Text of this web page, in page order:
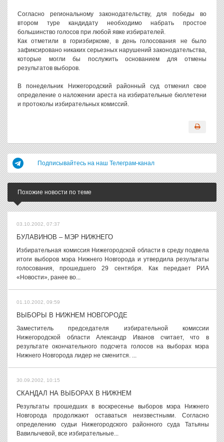
Согласно региональному законодательству, для победы во
втором туре кандидату необходимо набрать простое
большинство голосов при любой явке избирателей.
Как отметили в горизбиркоме, в день голосования не было
зафиксировано никаких серьезных нарушений законодательства,
которые могли бы послужить основанием для отмены
результатов выборов.
В понедельник Нижегородский районный суд отменил свое
определение о наложении ареста на избирательные бюллетени
и протоколы избирательных комиссий.
Подписывайтесь на наш Телеграм-канал
Похожие новости по теме
03.10.2002, 07:37
БУЛАВИНОВ – МЭР НИЖНЕГО
Избирательная комиссия Нижегородской области в среду подвела
итоги выборов мэра Нижнего Новгорода и утвердила результаты
голосования, прошедшего 29 сентября. Как передает РИА
«Новости», ранее во...
01.10.2002, 09:59
ВЫБОРЫ В НИЖНЕМ НОВГОРОДЕ
Заместитель председателя избирательной комиссии
Нижегородской области Александр Иванов считает, что в
результате окончательного подсчета голосов на выборах мэра
Нижнего Новгорода лидер не сменится. ...
30.09.2002, 10:15
СКАНДАЛ НА ВЫБОРАХ В НИЖНЕМ
Результаты прошедших в воскресенье выборов мэра Нижнего
Новгорода продолжают оставаться неизвестными. Согласно
определению судьи Нижегородского районного суда Татьяны
Вавилычевой, все избирательные...